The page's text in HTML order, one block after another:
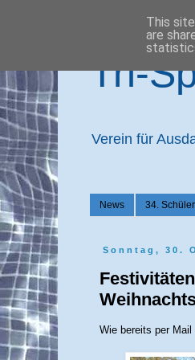
Tri-
Verein für
News 34.
Sonntag, 30.
Wie bereits per
This
are